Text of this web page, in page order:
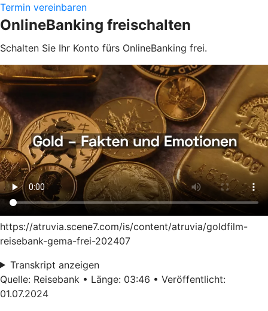
Termin vereinbaren
OnlineBanking freischalten
Schalten Sie Ihr Konto fürs OnlineBanking frei.
https://atruvia.scene7.com/is/content/atruvia/goldfilm-
reisebank-gema-frei-202407
Transkript anzeigen
Quelle: Reisebank • Länge: 03:46 • Veröffentlicht:
01.07.2024